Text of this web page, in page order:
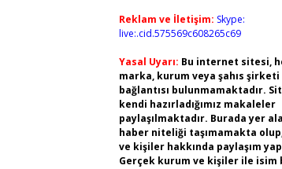
Reklam ve İletişim: Skype:
live:.cid.575569c608265c69
Yasal Uyarı: Bu internet sitesi,
marka, kurum veya şahıs
bağlantısı bulunmamaktadır.
kendi hazırladığımız makaleler
paylaşılmaktadır. Burada yer
haber niteliği taşımamakta
ve kişiler hakkında paylaşım
Gerçek kurum ve kişiler ile